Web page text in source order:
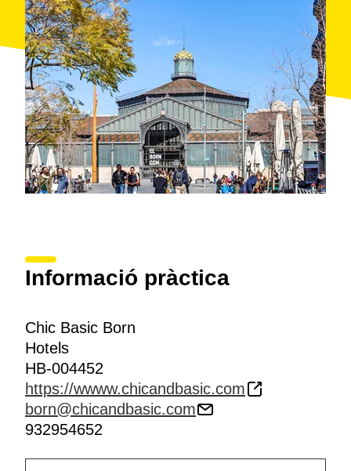
Informació pràctica
Chic Basic Born
Hotels
HB-004452
https://wwww.chicandbasic.com
born@chicandbasic.com
932954652